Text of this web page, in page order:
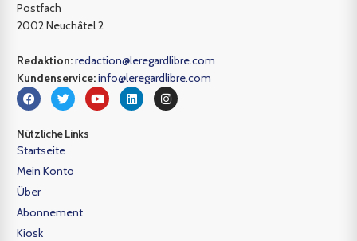
Postfach
2002 Neuchâtel 2
Redaktion:redaction@leregardlibre.com
Kundenservice:info@leregardlibre.com
Nützliche Links
Startseite
Mein Konto
Über
Abonnement
Kiosk